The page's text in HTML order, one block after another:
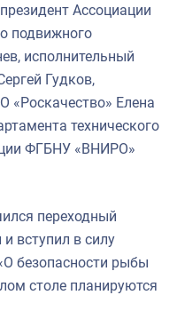
Ассоциации
подвижного
исполнительный
Гудков,
«Роскачество» Елена
технического
ФГБНУ «ВНИРО»
переходный
вступил в силу
безопасности рыбы
столе планируются